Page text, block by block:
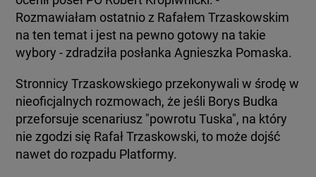
Rozmawiałam ostatnio z Rafałem Trzaskowskim
na ten temat i jest na pewno gotowy na takie
wybory - zdradziła posłanka Agnieszka Pomaska.
Stronnicy Trzaskowskiego przekonywali w środę w
nieoficjalnych rozmowach, że jeśli Borys Budka
przeforsuje scenariusz "powrotu Tuska", na który
nie zgodzi się Rafał Trzaskowski, to może dojść
nawet do rozpadu Platformy.